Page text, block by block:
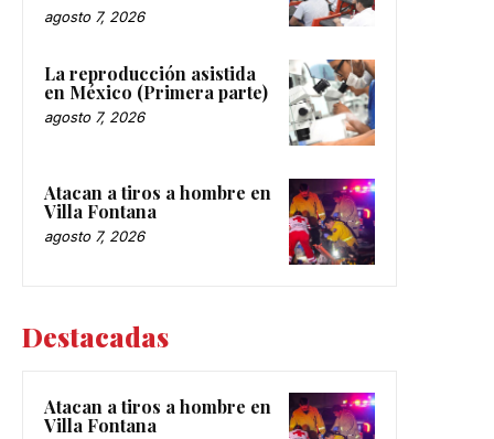
agosto 7, 2026
La reproducción asistida
en México (Primera parte)
agosto 7, 2026
Atacan a tiros a hombre en
Villa Fontana
agosto 7, 2026
Destacadas
Atacan a tiros a hombre en
Villa Fontana